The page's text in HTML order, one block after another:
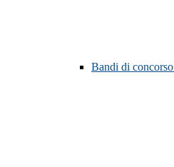
Bandi di concorso